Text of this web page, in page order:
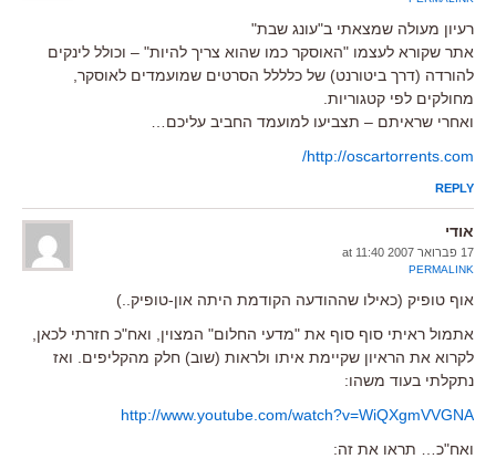
רעיון מעולה שמצאתי ב"עונג שבת"
אתר שקורא לעצמו "האוסקר כמו שהוא צריך להיות" – וכולל לינקים
להורדה (דרך ביטורנט) של כלללל הסרטים שמועמדים לאוסקר,
מחולקים לפי קטגוריות.
ואחרי שראיתם – תצביעו למועמד החביב עליכם…
http://oscartorrents.com/
REPLY
אודי
17 פברואר 2007 at 11:40
PERMALINK
אוף טופיק (כאילו שההודעה הקודמת היתה און-טופיק..)
אתמול ראיתי סוף סוף את "מדעי החלום" המצוין, ואח"כ חזרתי לכאן,
לקרוא את הראיון שקיימת איתו ולראות (שוב) חלק מהקליפים. ואז
נתקלתי בעוד משהו:
http://www.youtube.com/watch?v=WiQXgmVVGNA
ואח"כ… תראו את זה: